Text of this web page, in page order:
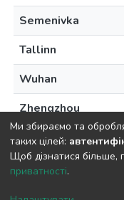
Semenivka
Tallinn
Wuhan
Zhengzhou
Cookie
Ми збираємо та
таких цілей:
Щоб дізнатися більше,
приватності.